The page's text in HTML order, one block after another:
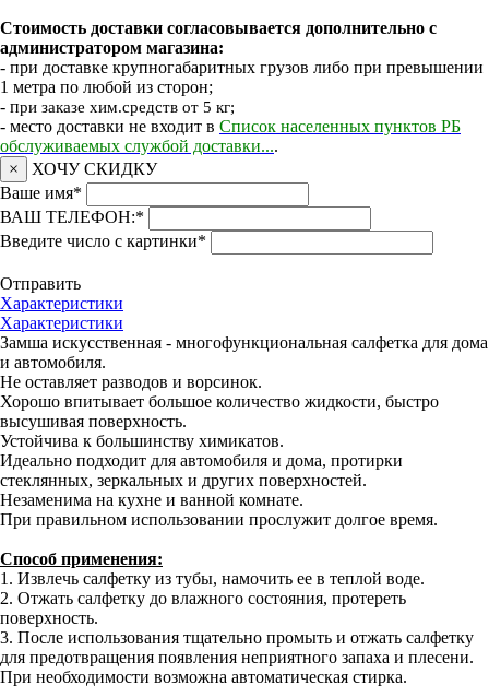
Стоимость доставки согласовывается дополнительно с
администратором магазина:
- при доставке крупногабаритных грузов либо при превышении
1 метра по любой из сторон;
- при заказе хим.средств от 5 кг;
- место доставки не входит в Список населенных пунктов РБ
обслуживаемых службой доставки....
×
ХОЧУ СКИДКУ
Ваше имя*
ВАШ ТЕЛЕФОН:*
Введите число с картинки*
Отправить
Характеристики
Характеристики
Замша искусственная - многофункциональная салфетка для дома
и автомобиля.
Не оставляет разводов и ворсинок.
Хорошо впитывает большое количество жидкости, быстро
высушивая поверхность.
Устойчива к большинству химикатов.
Идеально подходит для автомобиля и дома, протирки
стеклянных, зеркальных и других поверхностей.
Незаменима на кухне и ванной комнате.
При правильном использовании прослужит долгое время.
Способ применения:
1. Извлечь салфетку из тубы, намочить ее в теплой воде.
2. Отжать салфетку до влажного состояния, протереть
поверхность.
3. После использования тщательно промыть и отжать салфетку
для предотвращения появления неприятного запаха и плесени.
При необходимости возможна автоматическая стирка.